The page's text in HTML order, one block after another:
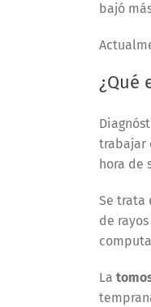
bajó
¿Qué
trabajar
hora de
Se trata
de
La